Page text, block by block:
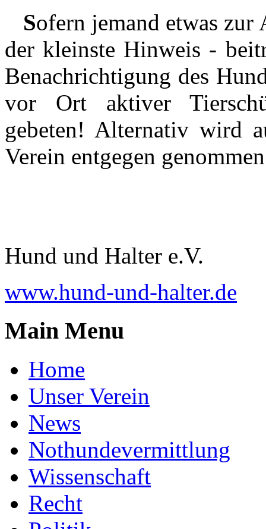
Sofern jemand etwas zur
der kleinste Hinweis -
Benachrichtigung des
vor Ort aktiver
gebeten! Alternativ wird
Verein entgegen
Hund und Halter e.V.
www.hund-und-halter.de
Main Menu
Home
Unser Verein
News
Nothundevermittlung
Wissenschaft
Recht